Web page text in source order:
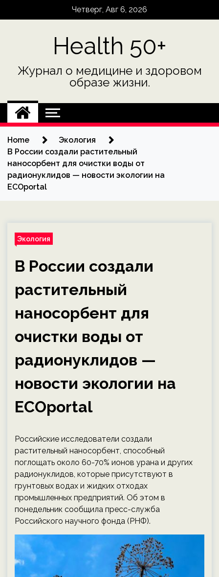
Четверг, Авг 6, 2026
Health 50+
Журнал о медицине и здоровом
образе жизни.
Home
Экология
В России создали растительный
наносорбент для очистки воды от
радионуклидов — новости экологии на
ECOportal
Экология
В России создали
растительный
наносорбент для
очистки воды от
радионуклидов —
новости экологии на
ECOportal
Российские исследователи создали
растительный наносорбент, способный
поглощать около 60-70% ионов урана и других
радионуклидов, которые присутствуют в
грунтовых водах и жидких отходах
промышленных предприятий. Об этом в
понедельник сообщила пресс-служба
Российского научного фонда (РНФ).